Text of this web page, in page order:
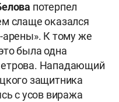
потерпел
слаще оказался
арены». К тому же
была одна
Нападающий
защитника
с усов виража